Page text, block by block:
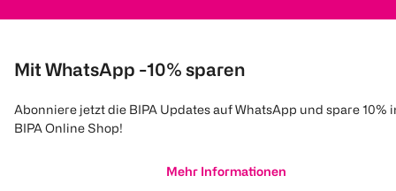
Mit WhatsApp -10% sparen
Abonniere jetzt die BIPA Updates auf WhatsApp und spare 10%
BIPA Online Shop!
Mehr Informationen